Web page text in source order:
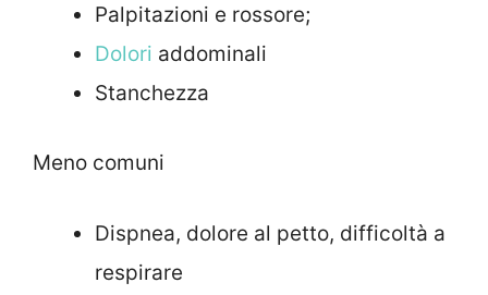
Palpitazioni e rossore;
Dolori addominali
Stanchezza
Meno comuni
Dispnea, dolore al petto, difficoltà a
respirare